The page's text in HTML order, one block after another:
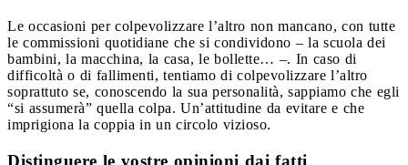
Le occasioni per colpevolizzare l’altro non mancano, con tutte
le commissioni quotidiane che si condividono – la scuola dei
bambini, la macchina, la casa, le bollette… –. In caso di
difficoltà o di fallimenti, tentiamo di colpevolizzare l’altro
soprattuto se, conoscendo la sua personalità, sappiamo che egli
“si assumerà” quella colpa. Un’attitudine da evitare e che
imprigiona la coppia in un circolo vizioso.
Distinguere le vostre opinioni dai fatti